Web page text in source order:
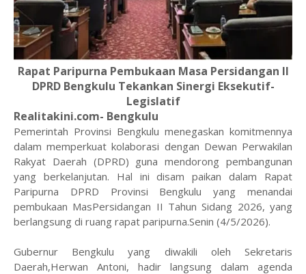
Rapat Paripurna Pembukaan Masa Persidangan II
DPRD Bengkulu Tekankan Sinergi Eksekutif-
Legislatif
Realitakini.com- Bengkulu
Pemerintah Provinsi Bengkulu menegaskan komitmennya
dalam memperkuat kolaborasi dengan Dewan Perwakilan
Rakyat Daerah (DPRD) guna mendorong pembangunan
yang berkelanjutan. Hal ini disam paikan dalam Rapat
Paripurna DPRD Provinsi Bengkulu yang menandai
pembukaan MasPersidangan II Tahun Sidang 2026, yang
berlangsung di ruang rapat paripurna.Senin (4/5/2026).
Gubernur Bengkulu yang diwakili oleh Sekretaris
Daerah,Herwan Antoni, hadir langsung dalam agenda